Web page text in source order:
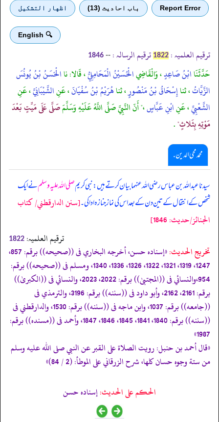
Report Error باب احادیث (13) اظهار التشكيل
🔍 English
ترقیم العلمیہ : 1822 ترقیم الرسالہ : --
1846
حَدَّثَنَاابْنُ صَاعِدٍ، وَالْقَاضِيالْحُسَيْنُ الْمَحَامِلِيُّ، قَالا: ناالْحَسَنُ بْنُ يُونُسَ
الزَّيَّاتُ، ثناإِسْحَاقُ بْنُ مَنْصُورٍ، ثناهُرَيْمُ بْنُ سُفْيَانَ، عَنِالشَّيْبَانِيِّ، عَنِ
الشَّعْبِيِّ، عَنِابْنِ عَبَّاسٍ،" أَنّ النَّبِيَّ صَلَّى اللَّهُ عَلَيْهِ وَسَلَّمَصَلَّى عَلَى مَيِّتٍ بَعْدَ
مَوْتِهِ بِثَلاثٍ".
محمد محی الدین .
سیدنا عبداللہ بن عباس رضی اللہ عنہما بیان کرتے ہیں: نبی کریمصلی اللہ علیہ وسلمنے ایک
شخص کے انتقال کے تین دن کے بعد اس کی نماز جنازہ ادا کی۔[سنن الدارقطني/ كتاب
الجنائز/حدیث: 1846]
ترقیم العلمیہ: 1822
تخریج الحدیث:
«إسناده حسن، أخرجه البخاري فى ((صحيحه)) برقم: 857،
1247، 1319، 1321، 1322، 1326، 1336، 1340، ومسلم فى ((صحيحه)) برقم:
954،والنسائي فى ((المجتبیٰ)) برقم: 2022، 2023، والنسائي فى ((الكبریٰ))
برقم: 2161، 2162، وأبو داود فى ((سننه)) برقم: 3196، والترمذي فى
((جامعه)) برقم: 1037، وابن ماجه فى ((سننه)) برقم: 1530، والدارقطني فى
((سننه)) برقم: 1840، 1841، 1845، 1846، 1847، وأحمد فى ((مسنده)) برقم:
1987»
«قال أحمد بن حنبل: رويت الصلاة على القبر عن النبي صلى الله عليه وسلم
من ستة وجوه حسان كلها، شرح الزرقاني على الموطأ: (2 / 84)»
الحكم على الحديث:إسناده حسن